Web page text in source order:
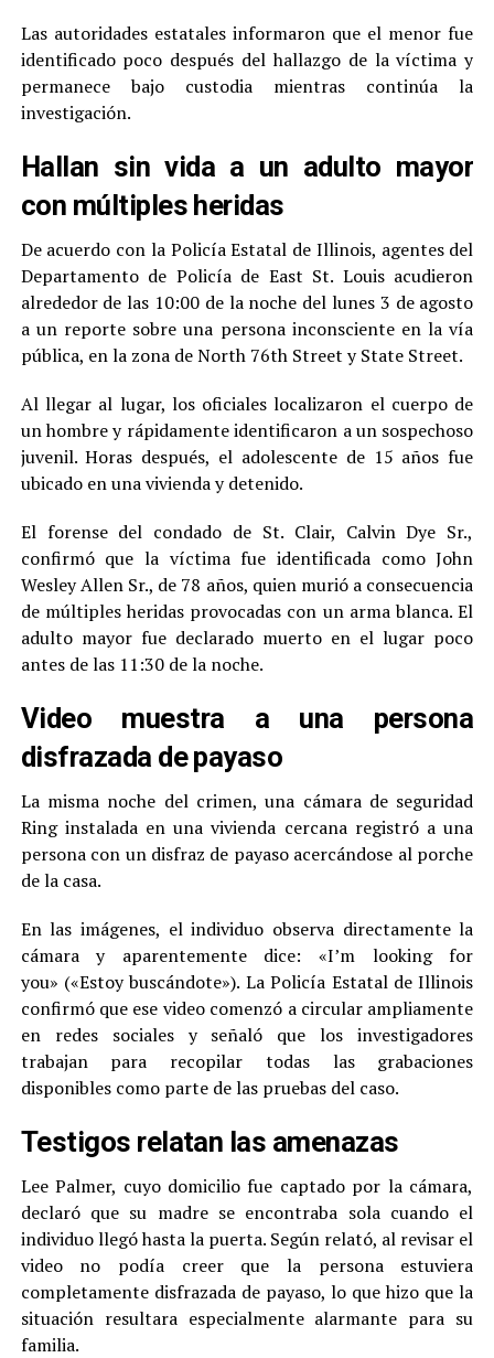
Las autoridades estatales informaron que el menor fue
identificado poco después del hallazgo de la víctima y
permanece bajo custodia mientras continúa la
investigación.
Hallan sin vida a un adulto mayor
con múltiples heridas
De acuerdo con la Policía Estatal de Illinois, agentes del
Departamento de Policía de East St. Louis acudieron
alrededor de las 10:00 de la noche del lunes 3 de agosto
a un reporte sobre una persona inconsciente en la vía
pública, en la zona de North 76th Street y State Street.
Al llegar al lugar, los oficiales localizaron el cuerpo de
un hombre y rápidamente identificaron a un sospechoso
juvenil. Horas después, el adolescente de 15 años fue
ubicado en una vivienda y detenido.
El forense del condado de St. Clair, Calvin Dye Sr.,
confirmó que la víctima fue identificada como John
Wesley Allen Sr., de 78 años, quien murió a consecuencia
de múltiples heridas provocadas con un arma blanca. El
adulto mayor fue declarado muerto en el lugar poco
antes de las 11:30 de la noche.
Video muestra a una persona
disfrazada de payaso
La misma noche del crimen, una cámara de seguridad
Ring instalada en una vivienda cercana registró a una
persona con un disfraz de payaso acercándose al porche
de la casa.
En las imágenes, el individuo observa directamente la
cámara y aparentemente dice: «I’m looking for
you» («Estoy buscándote»). La Policía Estatal de Illinois
confirmó que ese video comenzó a circular ampliamente
en redes sociales y señaló que los investigadores
trabajan para recopilar todas las grabaciones
disponibles como parte de las pruebas del caso.
Testigos relatan las amenazas
Lee Palmer, cuyo domicilio fue captado por la cámara,
declaró que su madre se encontraba sola cuando el
individuo llegó hasta la puerta. Según relató, al revisar el
video no podía creer que la persona estuviera
completamente disfrazada de payaso, lo que hizo que la
situación resultara especialmente alarmante para su
familia.